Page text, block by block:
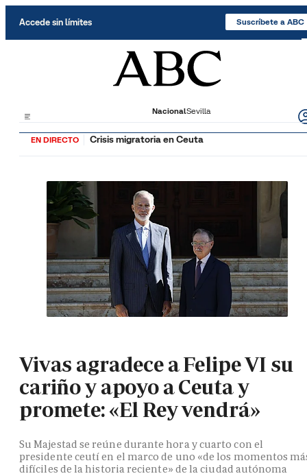
Accede sin límites Suscríbete a ABC
NacionalSevilla
EN DIRECTO Crisis migratoria en Ceuta
Vivas agradece a Felipe VI su
cariño y apoyo a Ceuta y
promete: «El Rey vendrá»
Su Majestad se reúne durante hora y cuarto con el
presidente ceutí en el marco de uno «de los momentos
difíciles de la historia reciente» de la ciudad autónoma